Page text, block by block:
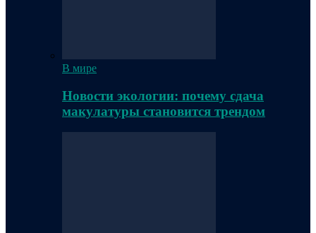
В мире
Новости экологии: почему сдача
макулатуры становится трендом